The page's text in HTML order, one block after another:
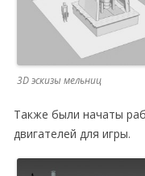
3D эскизы мельниц
Также были начаты
двигателей для игры.